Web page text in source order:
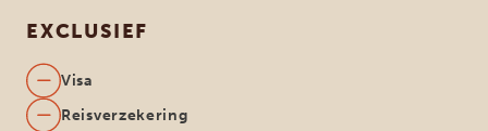
EXCLUSIEF
Visa
Reisverzekering